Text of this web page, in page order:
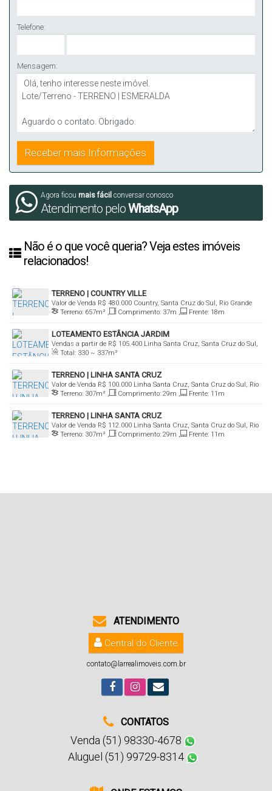
Telefone:
Mensagem:
Agora ficou mais fácil conversar conosco
Atendimento peloWhatsApp
Não é o que você queria? Veja estes imóveis
relacionados!
TERRENO | COUNTRY VILLE
R$ 480.000
Valor de Venda
Country, Santa Cruz do Sul, Rio Grande
do Sul, Brasil
Terreno: 657m² , Comprimento: 37m , Frente: 18m
LOTEAMENTO ESTÂNCIA JARDIM
R$ 105.400
Vendas a partir de
Linha Santa Cruz, Santa Cruz do Sul,
Rio Grande do Sul, Brasil
Total: 330 ~ 337m²
TERRENO | LINHA SANTA CRUZ
R$ 100.000
Valor de Venda
Linha Santa Cruz, Santa Cruz do Sul, Rio
Grande do Sul, Brasil
Terreno: 307m² , Comprimento: 29m , Frente: 11m
TERRENO | LINHA SANTA CRUZ
R$ 112.000
Valor de Venda
Linha Santa Cruz, Santa Cruz do Sul, Rio
Grande do Sul, Brasil
Terreno: 307m² , Comprimento: 29m , Frente: 11m
ATENDIMENTO
Central do Cliente
contato@larrealimoveis.com.br
CONTATOS
Venda (51) 98330-4678
Aluguel (51) 99729-8314